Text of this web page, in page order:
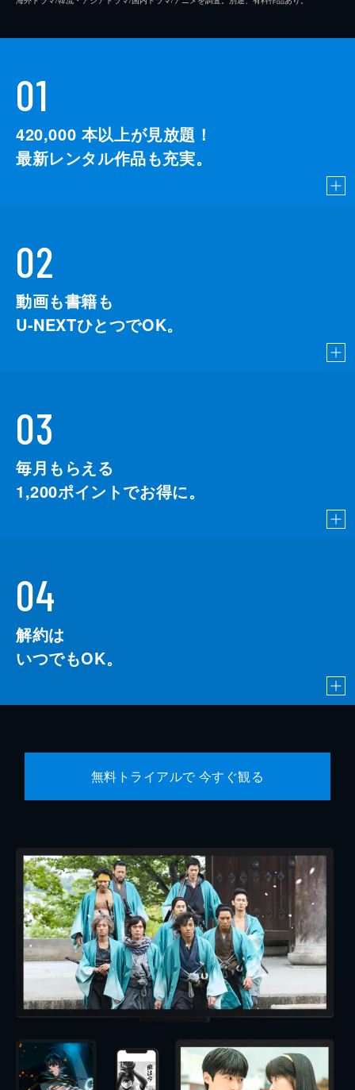
01
420,000 本以上が見放題！
最新レンタル作品も充実。
02
動画も書籍も
U-NEXTひとつでOK。
03
毎月もらえる
1,200ポイントでお得に。
04
解約は
いつでもOK。
無料トライアルで 今すぐ観る